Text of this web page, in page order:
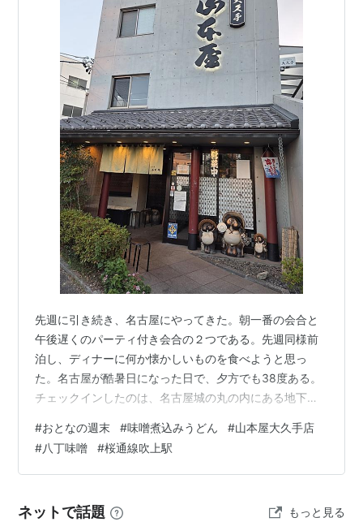
（これを合せ味噌という。西京味噌と合わせた場合を特
に、桜味噌という。）
赤だし味噌汁は、なめこ、浅利、豆腐などもうまい。
「八丁味噌」を名乗れるのは、まるや八丁味噌と
の名で知られる「合資会社八丁味噌」の2社だけ。
先週に引き続き、名古屋にやってきた。朝一番の会合と
午後遅くのパーティ付き会合の２つである。先週同様前
泊し、ディナーに何か懐かしいものを食べようと思っ
た。名古屋が酷暑日になった日で、夕方でも38度ある。
チェックインしたのは、名古屋城の丸の内にある地下鉄
ら、桜通線吹上駅に近い「山本屋大久手店」を選んだ
（*1）。 吹上駅徒歩5分の味噌煮込み専門店！昔ながら
の製法を守る山本屋 | グルメ情報誌「おとなの週末
ル浩養園」もある。懐かしい場所だ。学生時代にはなか
#おとなの週末 #味噌煮込みうどん #山本屋大久手店
#八丁味噌 #桜通線吹上駅
ネットで話題 もっと見る